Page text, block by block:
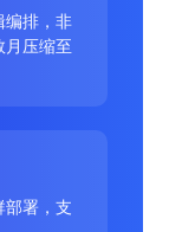
编排，非
月压缩至
部署，支